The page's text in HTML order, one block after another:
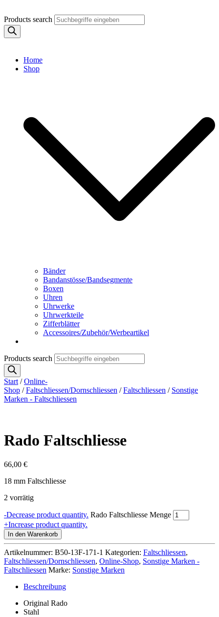
Products search
Home
Shop
Bänder
Bandanstösse/Bandsegmente
Boxen
Uhren
Uhrwerke
Uhrwerkteile
Zifferblätter
Accessoires/Zubehör/Werbeartikel
Products search
Start /Online-
Shop /Faltschliessen/Dornschliessen /Faltschliessen / Sonstige
Marken - Faltschliessen
Rado Faltschliesse
66,00 €
18 mm Faltschliesse
2 vorrätig
-Decrease product quantity. Rado Faltschliesse Menge
+Increase product quantity.
In den Warenkorb
Artikelnummer: B50-13F-171-1 Kategorien: Faltschliessen,
Faltschliessen/Dornschliessen, Online-Shop, Sonstige Marken -
Faltschliessen Marke: Sonstige Marken
Beschreibung
Original Rado
Stahl